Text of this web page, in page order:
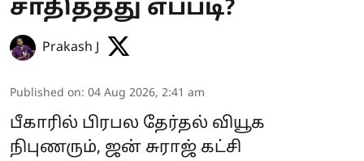
சாதித்தது எப்படி?
Prakash J
Published on: 04 Aug 2026, 2:41 am
பீகாரில் பிரபல தேர்தல் வியூக
நிபுணரும், ஜன் சுராஜ் கட்சி